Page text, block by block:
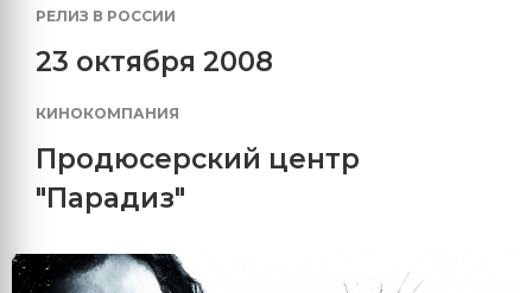
РЕЛИЗ В РОССИИ
23 октября 2008
КИНОКОМПАНИЯ
Продюсерский центр
"Парадиз"